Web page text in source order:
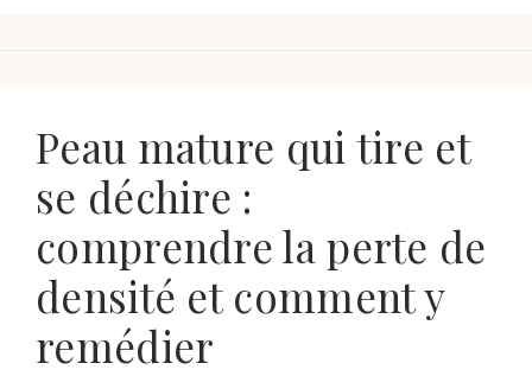
Peau mature qui tire et
se déchire :
comprendre la perte de
densité et comment y
remédier